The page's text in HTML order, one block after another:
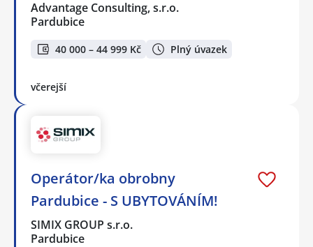
Advantage Consulting, s.r.o.
Pardubice
40 000 – 44 999 Kč Plný úvazek
včerejší
Operátor/ka obrobny
Pardubice - S UBYTOVÁNÍM!
SIMIX GROUP s.r.o.
Pardubice